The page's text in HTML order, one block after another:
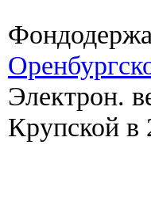
Электрон.
Крупской в